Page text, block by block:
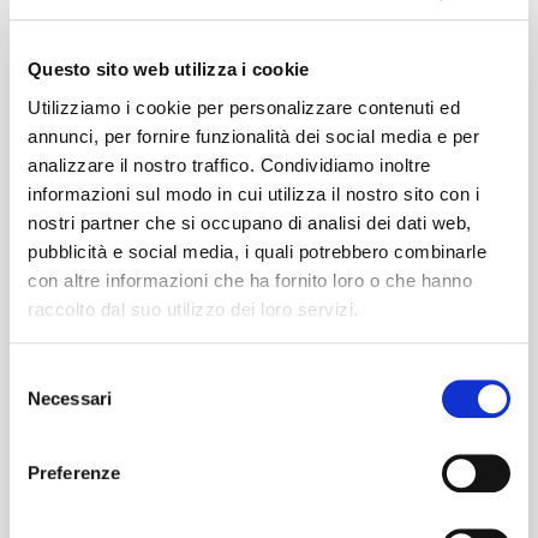
Questo sito web utilizza i cookie
Utilizziamo i cookie per personalizzare contenuti ed
annunci, per fornire funzionalità dei social media e per
analizzare il nostro traffico. Condividiamo inoltre
informazioni sul modo in cui utilizza il nostro sito con i
nostri partner che si occupano di analisi dei dati web,
pubblicità e social media, i quali potrebbero combinarle
con altre informazioni che ha fornito loro o che hanno
raccolto dal suo utilizzo dei loro servizi.
delNecessari
Preferenze
All’alba degli anni Settanta Alice Cooper –
che stava assaporando un momento di gloria
diede vita a un drinking club esclusivo,
dedito a un’arte dalla tradizione millenaria:
l’alcool e le bevute più esagerate... lui, John
Lennon, Harry Nilsson, Keith Moon e Ringo